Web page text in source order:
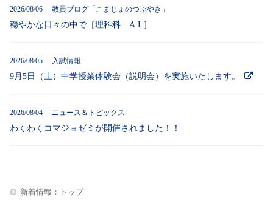
2026/08/06 教員ブログ「こまじょのつぶやき」
穏やかな日々の中で［理科科 A.I.］
2026/08/05 入試情報
9月5日（土）中学授業体験会（説明会）を実施いたします。
2026/08/04 ニュース＆トピックス
わくわくコマジョゼミが開催されました！！
新着情報：トップ